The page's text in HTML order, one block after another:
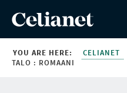
YOU ARE HERE: CELIANET
TALO : ROMAANI